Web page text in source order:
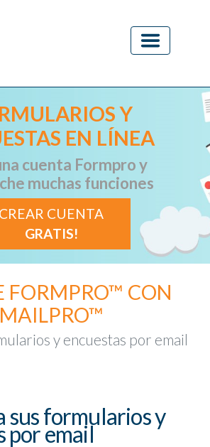
Y
EN LÍNEA
cuenta Formpro y
muchas funciones
CREAR CUENTA
GRATIS!
FORMPRO™ CON
MAILPRO™
y encuestas por email
sus formularios y
por email